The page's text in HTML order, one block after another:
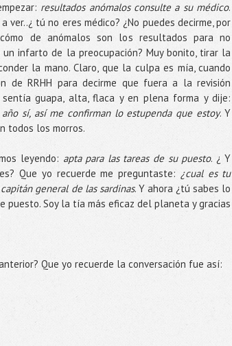
resultados anómalos consulte a su médico.
ver..¿ tú no eres médico? ¿No puedes decirme, por
de anómalos son los resultados para no
un infarto de la preocupación? Muy bonito, tirar la
la mano. Claro, que la culpa es mía, cuando
de RRHH para decirme que fuera a la revisión
sentía guapa, alta, flaca y en plena forma y dije:
año sí, así me confirman lo estupenda que estoy. Y
todos los morros.
leyendo: apta para las tareas de su puesto. ¿ Y
Que yo recuerde me preguntaste: ¿cual es tu
general de las sardinas. Y ahora ¿tú sabes lo
puesto. Soy la tía más eficaz del planeta y gracias
Que yo recuerde la conversación fue así: